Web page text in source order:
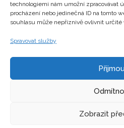
technologiemi nám umožní zpracovávat
procházení nebo jedinečná ID na tomto
souhlasu může nepříznivě ovlivnit určité
Spravovat služby
Zobrazit
Zajímavosti
Kontakty
Copyright © hrackyzfilmu.cz